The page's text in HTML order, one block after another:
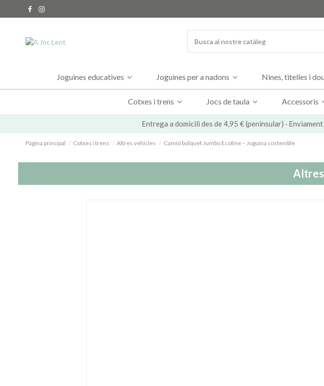
Joguines educatives Joguines per a nadons Nines, titelles i
Cotxes i trens Jocs de taula Accessoris
Entrega a domicili des de 4,95 € (peninsular) ·
Pàgina principal Cotxes i trens Altres vehicles Camió bolquet Jumbo Ecoline – Joguina sostenible